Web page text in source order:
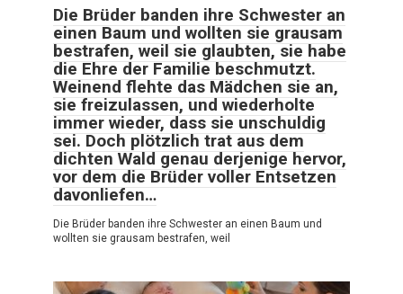
Die Brüder banden ihre Schwester an
einen Baum und wollten sie grausam
bestrafen, weil sie glaubten, sie habe
die Ehre der Familie beschmutzt.
Weinend flehte das Mädchen sie an,
sie freizulassen, und wiederholte
immer wieder, dass sie unschuldig
sei. Doch plötzlich trat aus dem
dichten Wald genau derjenige hervor,
vor dem die Brüder voller Entsetzen
davonliefen…
Die Brüder banden ihre Schwester an einen Baum und
wollten sie grausam bestrafen, weil